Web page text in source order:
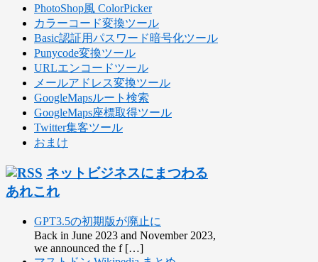
PhotoShop風 ColorPicker
カラーコード変換ツール
Basic認証用パスワード暗号化ツール
Punycode変換ツール
URLエンコードツール
メールアドレス変換ツール
GoogleMapsルート検索
GoogleMaps座標取得ツール
Twitter集客ツール
おまけ
ネットビジネスにまつわる
あれこれ
GPT3.5の初期版が廃止に
Back in June 2023 and November 2023,
we announced the f […]